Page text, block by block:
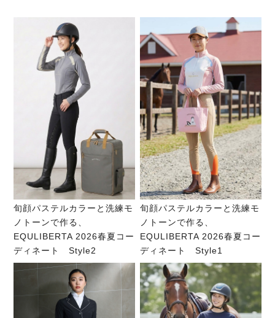
旬顔パステルカラーと洗練モ
ノトーンで作る、
EQULIBERTA 2026春夏コー
ディネート Style2
旬顔パステルカラーと洗練モ
ノトーンで作る、
EQULIBERTA 2026春夏コー
ディネート Style1